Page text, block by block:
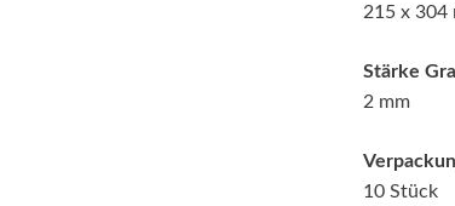
215 x 304
Stärke
2 mm
10 Stück